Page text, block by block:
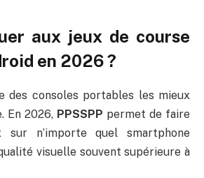
aux jeux de course
en 2026 ?
des consoles portables les mieux
En 2026, PPSSPP permet de faire
n’importe quel smartphone
visuelle souvent supérieure à